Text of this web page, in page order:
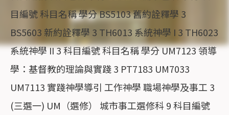
目編號 科目名稱 學分 BS5103 舊約詮釋學 3
BS5603 新約詮釋學 3 TH6013 系統神學 I 3 TH6023
系統神學 II 3 科目編號 科目名稱 學分 UM7123 領導
學：基督教的理論與實踐 3 PT7183 UM7033
UM7113 實踐神學導引 工作神學 職場神學及事工 3
(三選一) UM（選修） 城市事工選修科 9 科目編號